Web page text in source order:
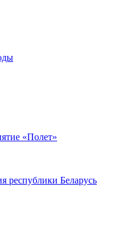
«Полет»
республики Беларусь